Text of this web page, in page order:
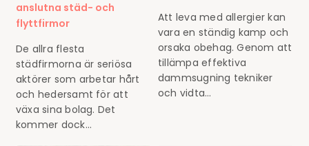
anslutna städ- och
flyttfirmor
De allra flesta
städfirmorna är seriösa
aktörer som arbetar hårt
och hedersamt för att
växa sina bolag. Det
kommer dock…
Att leva med allergier kan
vara en ständig kamp och
orsaka obehag. Genom att
tillämpa effektiva
dammsugning tekniker
och vidta…